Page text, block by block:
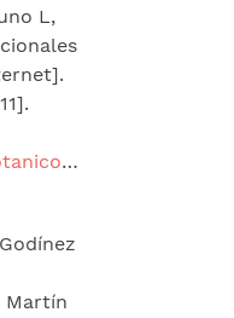
L,
ficheros/
Martín